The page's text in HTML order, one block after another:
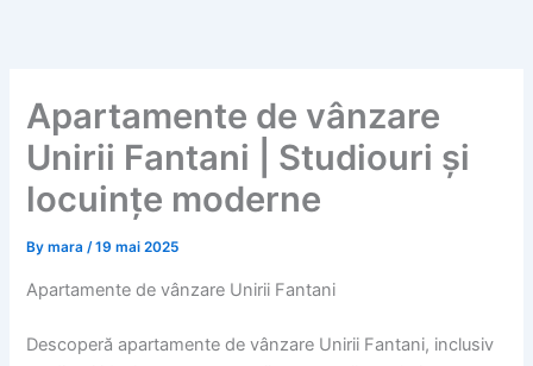
Apartamente de vânzare
Unirii Fantani | Studiouri și
locuințe moderne
Bymara/19 mai 2025
Apartamente de vânzare Unirii Fantani
Descoperă apartamente de vânzare Unirii Fantani, inclusiv